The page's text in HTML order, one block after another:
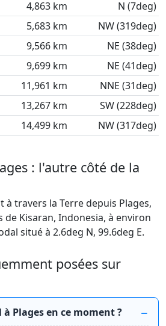
4,863 km
N (7deg)
5,683 km
NW (319deg)
9,566 km
NE (38deg)
9,699 km
NE (41deg)
11,961 km
NNE (31deg)
13,267 km
SW (228deg)
14,499 km NW (317deg)
: l'autre côté de la
travers la Terre depuis Plages,
Kisaran, Indonesia, à environ
situé à 2.6deg N, 99.6deg E.
posées sur
Plages en ce moment ?